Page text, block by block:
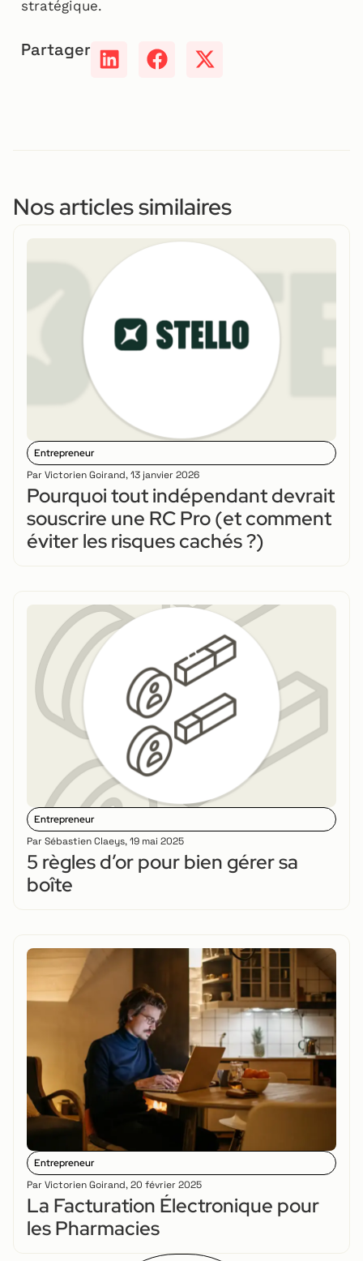
stratégique.
Partager
Nos articles similaires
Entrepreneur
Par Victorien Goirand,13 janvier 2026
Pourquoi tout indépendant devrait
souscrire une RC Pro (et comment
éviter les risques cachés ?)
Entrepreneur
Par Sébastien Claeys,19 mai 2025
5 règles d’or pour bien gérer sa
boîte
Entrepreneur
Par Victorien Goirand,20 février 2025
La Facturation Électronique pour
les Pharmacies